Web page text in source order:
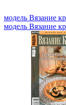
модель Вязание
модель Вязание